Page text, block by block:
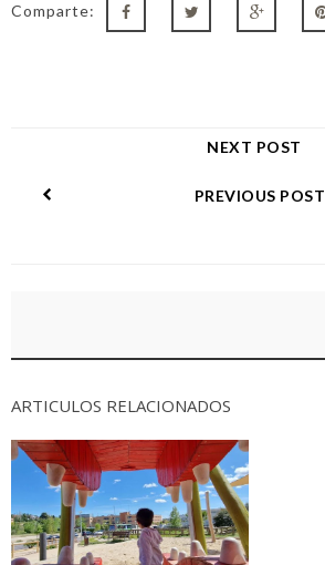
Comparte:
NEXT POST
PREVIOUS POST
ARTICULOS RELACIONADOS